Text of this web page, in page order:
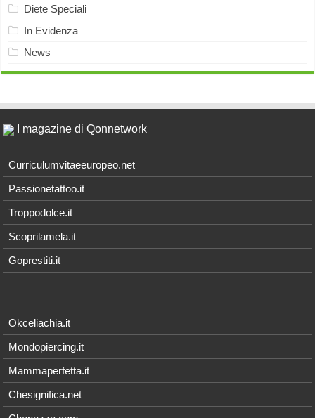
Diete Speciali
In Evidenza
News
I magazine di Qonnetwork
Curriculumvitaeeuropeo.net
Passionetattoo.it
Troppodolce.it
Scoprilamela.it
Goprestiti.it
Okceliachia.it
Mondopiercing.it
Mammaperfetta.it
Chesignifica.net